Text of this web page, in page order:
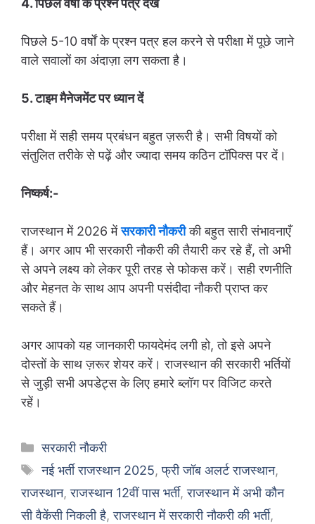
4. पिछले वर्षों के प्रश्न पत्र देखें
पिछले 5-10 वर्षों के प्रश्न पत्र हल करने से परीक्षा में पूछे जाने
वाले सवालों का अंदाज़ा लग सकता है।
5. टाइम मैनेजमेंट पर ध्यान दें
परीक्षा में सही समय प्रबंधन बहुत ज़रूरी है। सभी विषयों को
संतुलित तरीके से पढ़ें और ज्यादा समय कठिन टॉपिक्स पर दें।
निष्कर्ष:-
राजस्थान में 2026 मेंसरकारी नौकरीकी बहुत सारी संभावनाएँ
हैं। अगर आप भी सरकारी नौकरी की तैयारी कर रहे हैं, तो अभी
से अपने लक्ष्य को लेकर पूरी तरह से फोकस करें। सही रणनीति
और मेहनत के साथ आप अपनी पसंदीदा नौकरी प्राप्त कर
सकते हैं।
अगर आपको यह जानकारी फायदेमंद लगी हो, तो इसे अपने
दोस्तों के साथ ज़रूर शेयर करें। राजस्थान की सरकारी भर्तियों
से जुड़ी सभी अपडेट्स के लिए हमारे ब्लॉग पर विजिट करते
रहें।
Categories
सरकारी नौकरी
Tags
नई भर्ती राजस्थान 2025,फ्री जॉब अलर्ट राजस्थान,
राजस्थान,राजस्थान 12वीं पास भर्ती,राजस्थान में अभी कौन
सी वैकेंसी निकली है,राजस्थान में सरकारी नौकरी की भर्ती,